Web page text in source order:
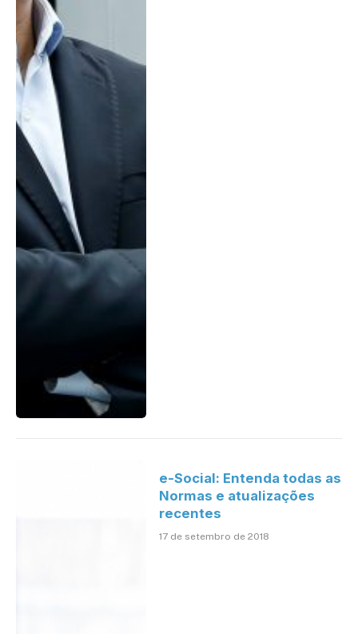
e-Social: Entenda todas as
Normas e atualizações
recentes
17 de setembro de 2018